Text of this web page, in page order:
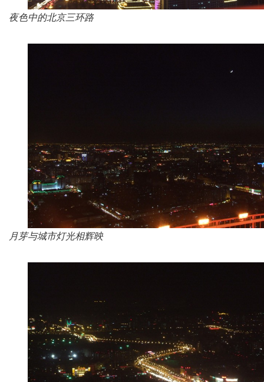
夜色中的北京三环路
月芽与城市灯光相辉映